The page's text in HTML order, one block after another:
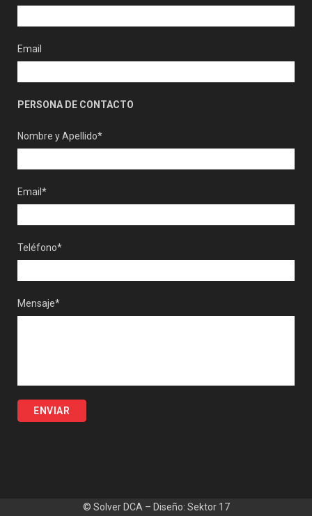
Email
PERSONA DE CONTACTO
Nombre y Apellido*
Email*
Teléfono*
Mensaje*
© Solver DCA – Diseño: Sektor 17